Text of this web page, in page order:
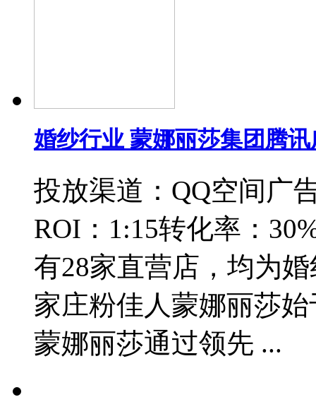
婚纱行业 蒙娜丽莎集团腾
投放渠道：QQ空间广
ROI：1:15转化率：
有28家直营店，均为
家庄粉佳人蒙娜丽莎
蒙娜丽莎通过领先 ...